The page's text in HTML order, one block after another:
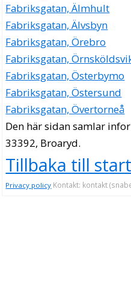
Fabriksgatan, Älmhult
Fabriksgatan, Älvsbyn
Fabriksgatan, Örebro
Fabriksgatan,
Fabriksgatan, Österbymo
Fabriksgatan, Östersund
Fabriksgatan, Övertorneå
Den här sidan samlar
33392, Broaryd.
Tillbaka till
Privacy policy Kontakt: kontakt